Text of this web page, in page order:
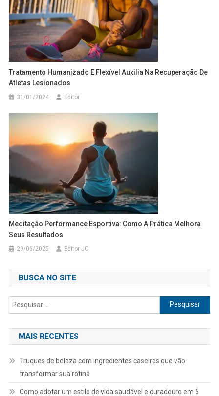
Tratamento Humanizado E Flexível Auxilia Na Recuperação De
Atletas Lesionados
31/01/2024 Editor
Meditação Performance Esportiva: Como A Prática Melhora
Seus Resultados
29/06/2025 Editor JC
BUSCA NO SITE
Pesquisar
por:
MAIS RECENTES
Truques de beleza com ingredientes caseiros que vão
transformar sua rotina
Como adotar um estilo de vida saudável e duradouro em 5